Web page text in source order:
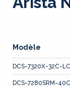
Modèle
DCS-7320X-32C-LC
DCS-7280SRM-